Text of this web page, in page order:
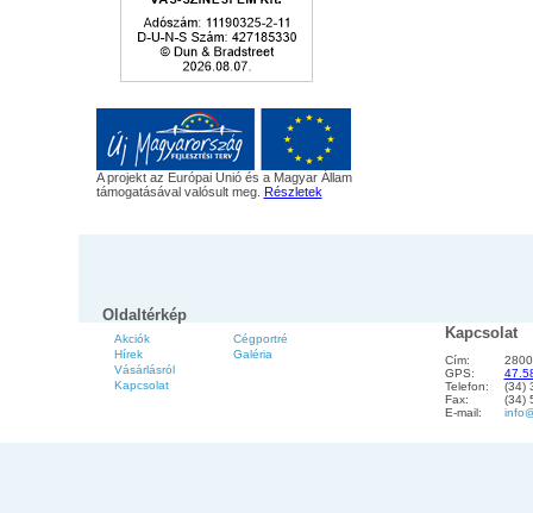
A projekt az Európai Unió és a Magyar Állam
támogatásával valósult meg. Részletek
Oldaltérkép
Akciók
Hírek
Vásárlásról
Kapcsolat
Cégportré
Galéria
Kapcsolat
Cím:
GPS:
Telefon:
(34)
Fax:
(34)
E-mail: